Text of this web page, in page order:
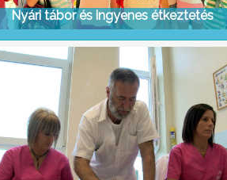
Nyári tábor és ingyenes étkeztetés